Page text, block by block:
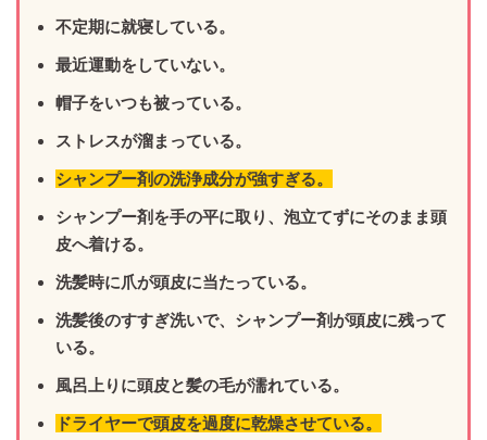
不定期に就寝している。
最近運動をしていない。
帽子をいつも被っている。
ストレスが溜まっている。
シャンプー剤の洗浄成分が強すぎる。
シャンプー剤を手の平に取り、泡立てずにそのまま頭
皮へ着ける。
洗髪時に爪が頭皮に当たっている。
洗髪後のすすぎ洗いで、シャンプー剤が頭皮に残って
いる。
風呂上りに頭皮と髪の毛が濡れている。
ドライヤーで頭皮を過度に乾燥させている。